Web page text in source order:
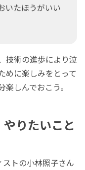
いたほうがいい
技術の進歩により泣
めに楽しみをとって
しんでおこう。
りたいこと
トの小林照子さん